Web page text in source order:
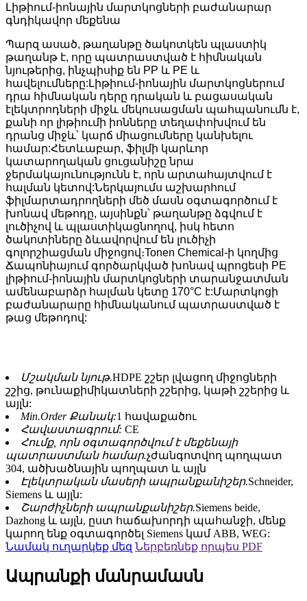
Լիթիում-իոնային մարտկոցների բաժանարար
գնդիկավոր մեքենա
Պարզ ասած, թաղանթը ծակոտկեն պլաստիկ
թաղանթ է, որը պատրաստված է հիմնական
նյութերից, ինչպիսիք են PP և PE և
հավելումները:Լիթիում-իոնային մարտկոցներում
դրա հիմնական դերը դրական և բացասական
էլեկտրոդների միջև մեկուսացման պահպանումն է,
քանի որ լիթիումի իոնները տեղափոխվում են
դրանց միջև՝ կարճ միացումները կանխելու
համար:Հետևաբար, ֆիլմի կարևոր
կատարողական ցուցանիշը նրա
ջերմակայունությունն է, որն արտահայտվում է
հալման կետով:Ներկայումս աշխարհում
ֆիլմարտադրողների մեծ մասն օգտագործում է
խոնավ մեթոդը, այսինքն՝ թաղանթը ձգվում է
լուծիչով և պլաստիկացնողով, իսկ հետո
ծակոտիները ձևավորվում են լուծիչի
գոլորշիացման միջոցով։Tonen Chemical-ի կողմից
Ճապոնիայում գործարկված խոնավ պրոցեսի PE
լիթիում-իոնային մարտկոցների տարանջատման
ամենաբարձր հալման կետը 170°C է:Մարտկոցի
բաժանարարը հիմնականում պատրաստված է
թաց մեթոդով:
Մշակման նյութ.HDPE շշեր լվացող միջոցների
շշից, թունաքիմիկատների շշերից, կաթի շշերից և
այլն:
Min.Order Քանակ:1 հավաքածու
Հավաստագրում: CE
Հումք, որն օգտագործվում է մեքենայի
պատրաստման համար.չժանգոտվող պողպատ
304, ածխածնային պողպատ և այլն
Էլեկտրական մասերի ապրանքանիշեր.Schneider,
Siemens և այլն:
Շարժիչների ապրանքանիշեր.Siemens beide,
Dazhong և այլն, ըստ հաճախորդի պահանջի, մենք
կարող ենք օգտագործել Siemens կամ ABB, WEG:
Նամակ ուղարկեք մեզ Ներբեռնեք որպես PDF
Ապրանքի մանրամասն